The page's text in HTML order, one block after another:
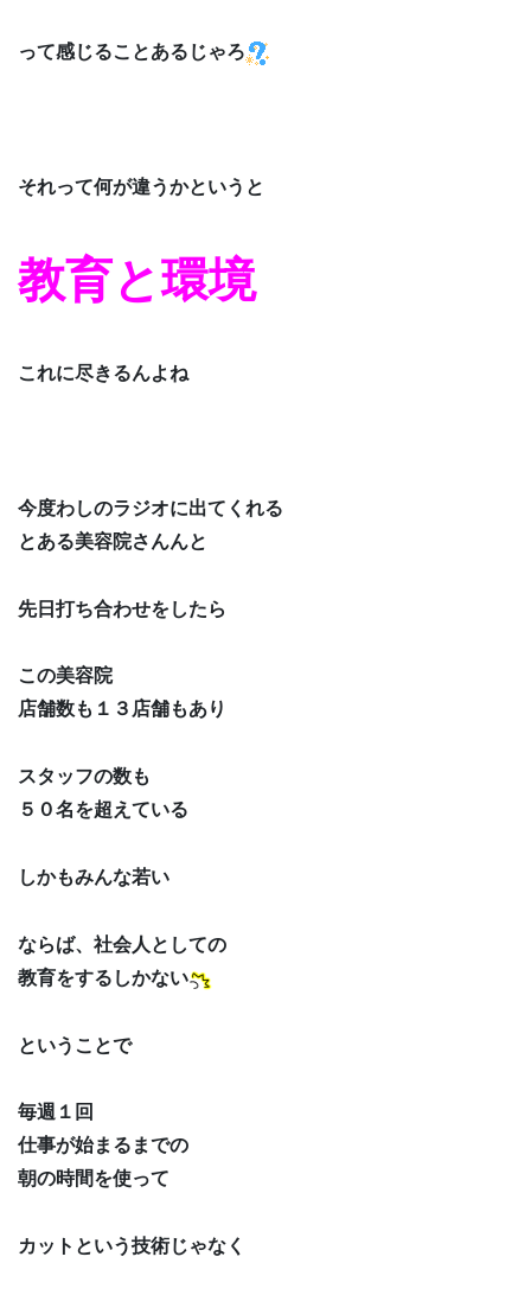
って感じることあるじゃろ
それって何が違うかというと
教育と環境
これに尽きるんよね
今度わしのラジオに出てくれる
とある美容院さんんと
先日打ち合わせをしたら
この美容院
店舗数も１３店舗もあり
スタッフの数も
５０名を超えている
しかもみんな若い
ならば、社会人としての
教育をするしかない
ということで
毎週１回
仕事が始まるまでの
朝の時間を使って
カットという技術じゃなく